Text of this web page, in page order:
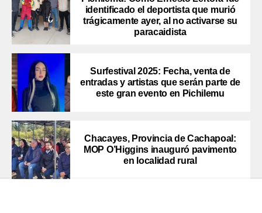
identificado el deportista que murió
trágicamente ayer, al no activarse su
paracaidista
Surfestival 2025: Fecha, venta de
entradas y artistas que serán parte de
este gran evento en Pichilemu
Chacayes, Provincia de Cachapoal:
MOP O’Higgins inauguró pavimento
en localidad rural